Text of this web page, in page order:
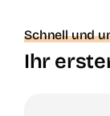
Schnell und
Ihr